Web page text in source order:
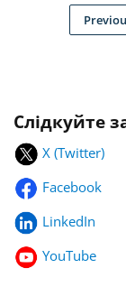
Слідкуйте
X (Twitter)
Facebook
LinkedIn
YouTube